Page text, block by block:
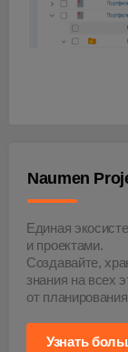
Naumen
Единая
и проектами.
Создавайте,
знания на всех
от
Узнать